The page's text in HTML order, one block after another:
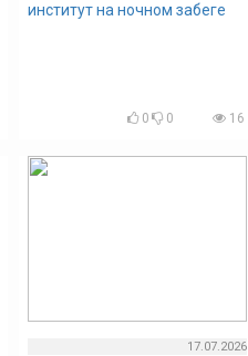
институт на ночном забеге
0 0 16
17.07.2026